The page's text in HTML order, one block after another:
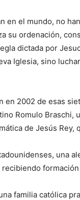
en el mundo, no
su ordenación,
dictada por
Iglesia, sino
en 2002 de esas
Romulo
de Jesús
una
familia católica